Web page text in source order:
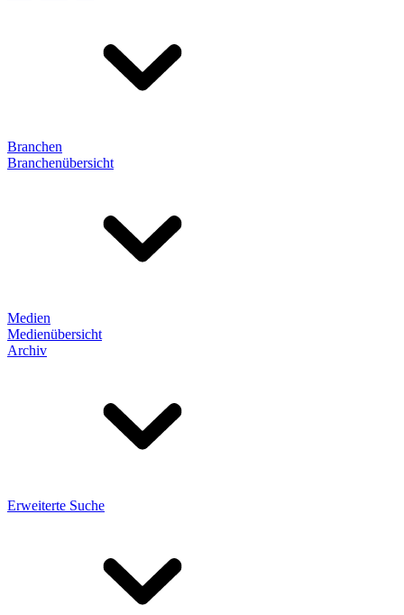
Branchen
Branchenübersicht
Medien
Medienübersicht
Archiv
Erweiterte Suche